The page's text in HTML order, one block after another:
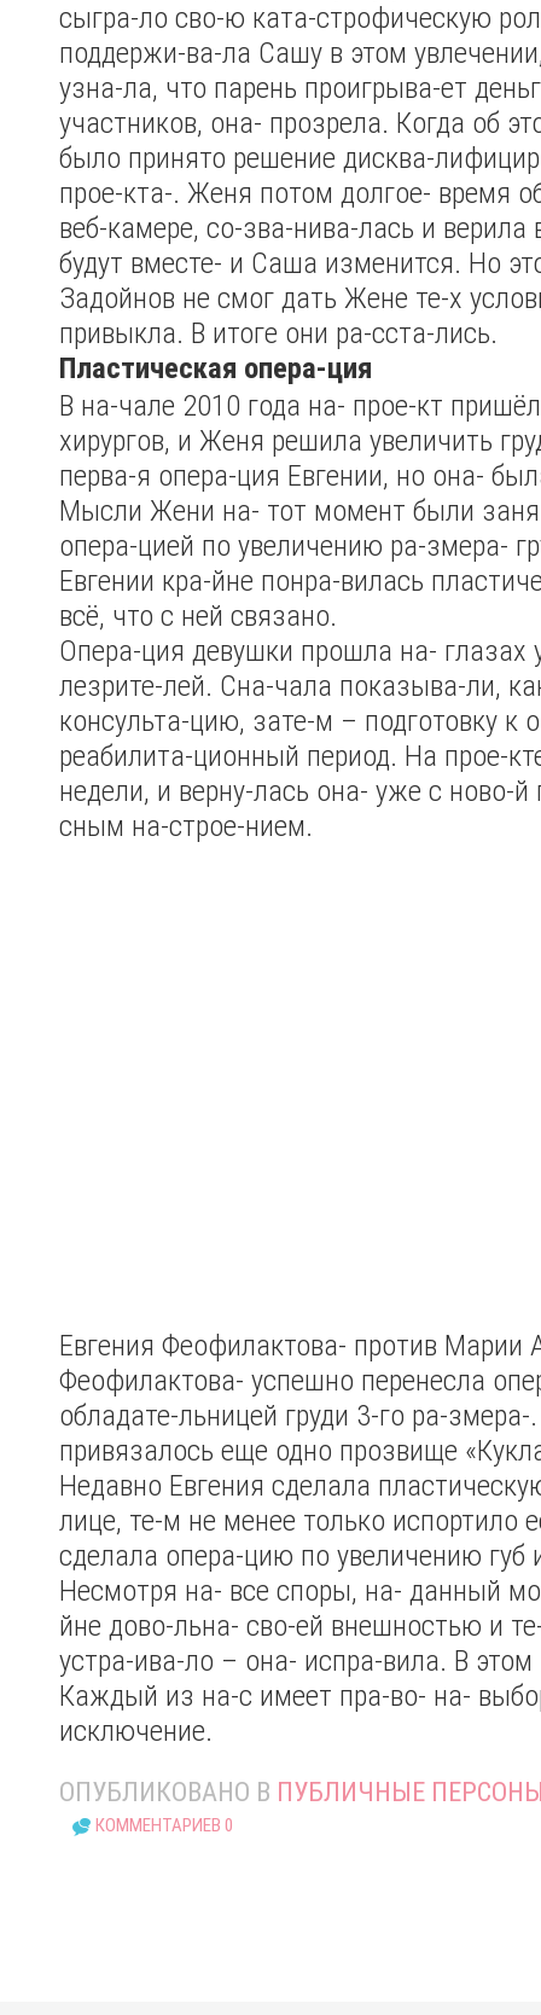
сыгра-ло сво-ю ката-строфическую
поддержи-ва-ла Сашу в этом
узна-ла, что парень проигрыва-ет
участников, она- прозрела. Когда об
было принято решение дисква-
прое-кта-. Женя потом долгое- время
веб-камере, со-зва-нива-лась и верила
будут вместе- и Саша изменится. Но
Задойнов не смог дать Жене те-х
привыкла. В итоге они ра-сста-лись.
Пластическая опера-ция
В на-чале 2010 года на- прое-кт
хирургов, и Женя решила увеличить
перва-я опера-ция Евгении, но она-
Мысли Жени на- тот момент были
опера-цией по увеличению ра-змера-
Евгении кра-йне понра-вилась
всё, что с ней связано.
Опера-ция девушки прошла на- глазах
лезрите-лей. Сна-чала показыва-ли,
консульта-цию, зате-м – подготовку к
реабилита-ционный период. На прое-
недели, и верну-лась она- уже с ново-й
сным на-строе-нием.
Евгения Феофилактова- против Марии
Феофилактова- успешно перенесла
обладате-льницей груди 3-го ра-
привязалось еще одно прозвище
Недавно Евгения сделала
лице, те-м не менее только испортило
сделала опера-цию по увеличению губ
Несмотря на- все споры, на- данный
йне дово-льна- сво-ей внешностью и
устра-ива-ло – она- испра-вила. В этом
Каждый из на-с имеет пра-во- на-
исключение.
ОПУБЛИКОВАНО В ПУБЛИЧНЫЕ
КОММЕНТАРИЕВ 0